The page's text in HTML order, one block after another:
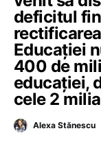
deficitul
Educației
400 de
educației,
cele 2
Alexa Stănescu